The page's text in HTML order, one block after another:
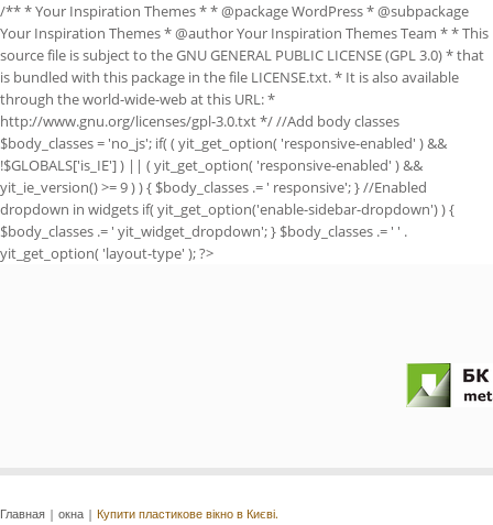
/** * Your Inspiration Themes * * @package WordPress * @subpackage
Your Inspiration Themes * @author Your Inspiration Themes Team * * This
source file is subject to the GNU GENERAL PUBLIC LICENSE (GPL 3.0) * that
is bundled with this package in the file LICENSE.txt. * It is also available
through the world-wide-web at this URL: *
http://www.gnu.org/licenses/gpl-3.0.txt */ //Add body classes
$body_classes = 'no_js'; if( ( yit_get_option( 'responsive-enabled' ) &&
!$GLOBALS['is_IE'] ) || ( yit_get_option( 'responsive-enabled' ) &&
yit_ie_version() >= 9 ) ) { $body_classes .= ' responsive'; } //Enabled
dropdown in widgets if( yit_get_option('enable-sidebar-dropdown') ) {
$body_classes .= ' yit_widget_dropdown'; } $body_classes .= ' ' .
yit_get_option( 'layout-type' ); ?>
Главная | окна | Купити пластикове вікно в Києві.